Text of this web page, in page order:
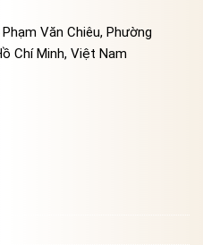
Văn Chiêu, Phường
Chí Minh, Việt Nam